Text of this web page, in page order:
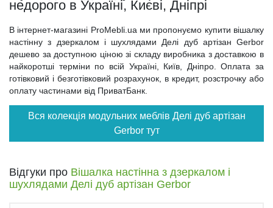
недорого в Україні, Києві, Дніпрі
В інтернет-магазині ProMebli.ua ми пропонуємо купити вішалку
настінну з дзеркалом і шухлядами Делі дуб артізан Gerbor
дешево за доступною ціною зі складу виробника з доставкою в
найкоротші терміни по всій Україні, Київ, Дніпро. Оплата за
готівковий і безготівковий розрахунок, в кредит, розстрочку або
оплату частинами від ПриватБанк.
Вся колекція модульних меблів Делі дуб артізан
Gerbor тут
Відгуки про Вішалка настінна з дзеркалом і
шухлядами Делі дуб артізан Gerbor